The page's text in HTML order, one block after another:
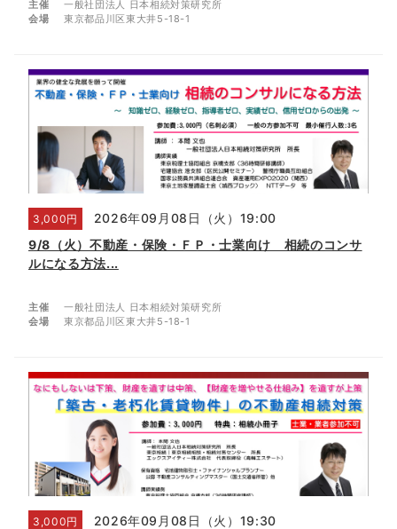
主催
一般社団法人 日本相続対策研究所
会場
東京都品川区東大井5-18-1
3,000円
2026年09月08日（火）19:00
9/8（火）不動産・保険・ＦＰ・士業向け 相続のコンサ
ルになる方法...
主催
一般社団法人 日本相続対策研究所
会場
東京都品川区東大井5-18-1
3,000円
2026年09月08日（火）19:30